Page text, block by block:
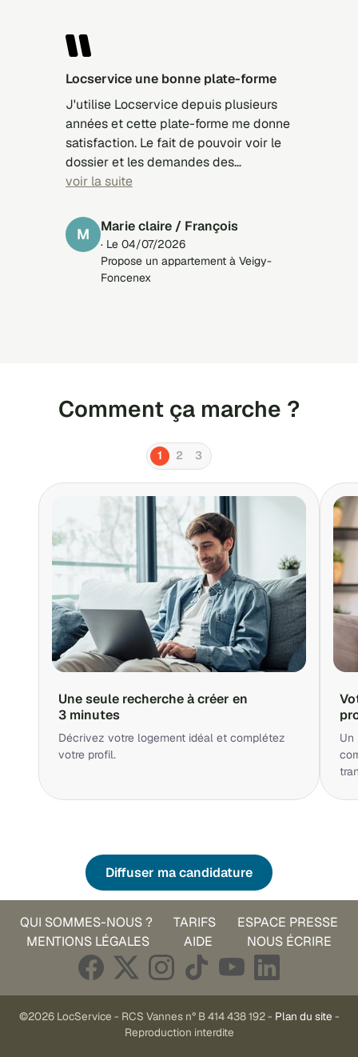
locservice une bonne plate-forme
J'utilise Locservice depuis plusieurs
années et cette plate-forme me donne
satisfaction. Le fait de pouvoir voir le
dossier et les demandes des
candidats est très intéressant. Je
avec Locservice qu'avec des plate-
formes payantes.
voir la suite
M Marie claire / François
· Le 04/07/2026
Propose un appartement à Veigy-
Foncenex
Comment ça marche ?
1 2 3
Une seule recherche à créer en
3 minutes
Décrivez votre logement idéal et complétez
votre profil.
Un
Diffuser ma candidature
QUI SOMMES-NOUS ? TARIFS
ESPACE PRESSE
MENTIONS LÉGALES
AIDE NOUS ÉCRIRE
©2026 LocService - RCS Vannes n° B 414 438 192 - Plan du site -
Reproduction interdite